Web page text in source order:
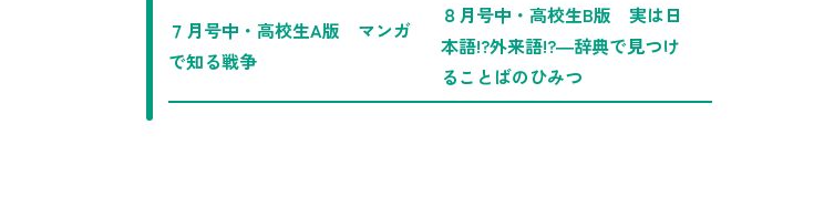
７月号中・高校生A版 マンガ
で知る戦争
８月号中・高校生B版 実は日
本語!?外来語!?―辞典で見つけ
ることばのひみつ